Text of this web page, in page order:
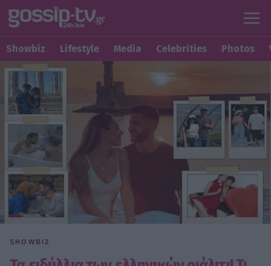
Showbiz Lifestyle Media Celebrities Photos
SHOWBIZ